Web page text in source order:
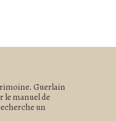
Guerlain
manuel de
un